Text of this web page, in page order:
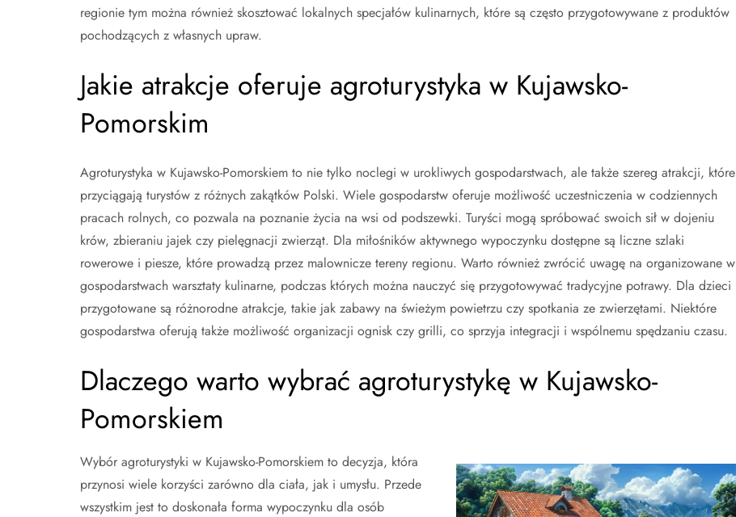
regionie tym można również skosztować lokalnych specjałów kulinarnych, które są często przygotowywane z produktów
pochodzących z własnych upraw.
Jakie atrakcje oferuje agroturystyka w Kujawsko-
Pomorskim
Agroturystyka w Kujawsko-Pomorskiem to nie tylko noclegi w urokliwych gospodarstwach, ale także szereg atrakcji, które
przyciągają turystów z różnych zakątków Polski. Wiele gospodarstw oferuje możliwość uczestniczenia w codziennych
pracach rolnych, co pozwala na poznanie życia na wsi od podszewki. Turyści mogą spróbować swoich sił w dojeniu
krów, zbieraniu jajek czy pielęgnacji zwierząt. Dla miłośników aktywnego wypoczynku dostępne są liczne szlaki
rowerowe i piesze, które prowadzą przez malownicze tereny regionu. Warto również zwrócić uwagę na organizowane w
gospodarstwach warsztaty kulinarne, podczas których można nauczyć się przygotowywać tradycyjne potrawy. Dla dzieci
przygotowane są różnorodne atrakcje, takie jak zabawy na świeżym powietrzu czy spotkania ze zwierzętami. Niektóre
gospodarstwa oferują także możliwość organizacji ognisk czy grilli, co sprzyja integracji i wspólnemu spędzaniu czasu.
Dlaczego warto wybrać agroturystykę w Kujawsko-
Pomorskiem
Wybór agroturystyki w Kujawsko-Pomorskiem to decyzja, która
przynosi wiele korzyści zarówno dla ciała, jak i umysłu. Przede
wszystkim jest to doskonała forma wypoczynku dla osób